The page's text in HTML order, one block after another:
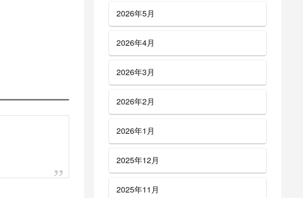
2026年5月
2026年4月
2026年3月
2026年2月
2026年1月
2025年12月
2025年11月